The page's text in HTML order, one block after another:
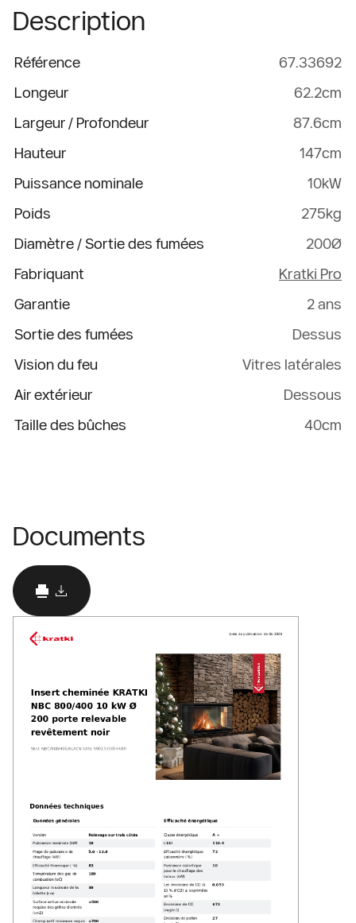
Description
Référence
67.33692
Longeur
62.2cm
Largeur / Profondeur
87.6cm
Hauteur
147cm
Puissance nominale
10kW
Poids
275kg
Diamètre / Sortie des fumées
200Ø
Fabriquant
Kratki Pro
Garantie
2 ans
Sortie des fumées
Dessus
Vision du feu
Vitres latérales
Air extérieur
Dessous
Taille des bûches
40cm
Documents